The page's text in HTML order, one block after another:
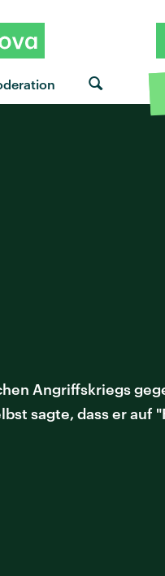
Isn't Ready" von sombr ·
Angriffskriegs
sagte, dass er auf